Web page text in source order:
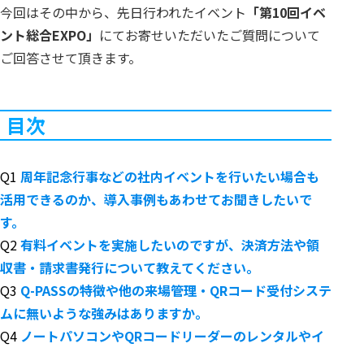
今回はその中から、先日行われたイベント 「第10回イベ
ント総合EXPO」 にてお寄せいただいたご質問について
ご回答させて頂きます。
目次
Q1 周年記念行事などの社内イベントを行いたい場合も
活用できるのか、導入事例もあわせてお聞きしたいで
す。
Q2有料イベントを実施したいのですが、決済方法や領
収書・請求書発行について教えてください。
Q3 Q-PASSの特徴や他の来場管理・QRコード受付システ
ムに無いような強みはありますか。
Q4 ノートパソコンやQRコードリーダーのレンタルやイ